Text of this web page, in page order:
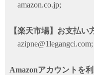
amazon.co.jp;
【楽天市場】お支払
azipne@1legangci.com;
Amazonアカウントを